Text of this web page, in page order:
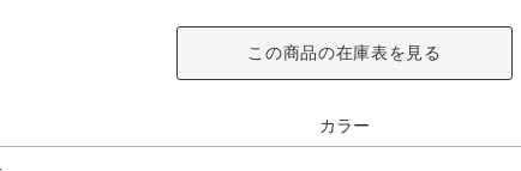
この商品の在庫表を見る
カラー